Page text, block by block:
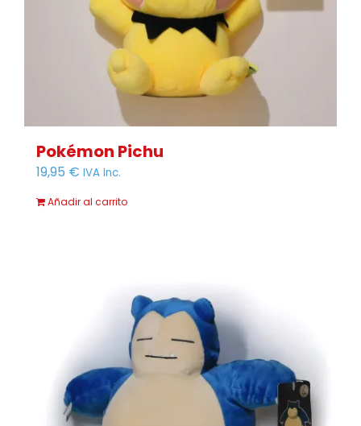
Pokémon Pichu
19,95 € IVA Inc.
Añadir al carrito